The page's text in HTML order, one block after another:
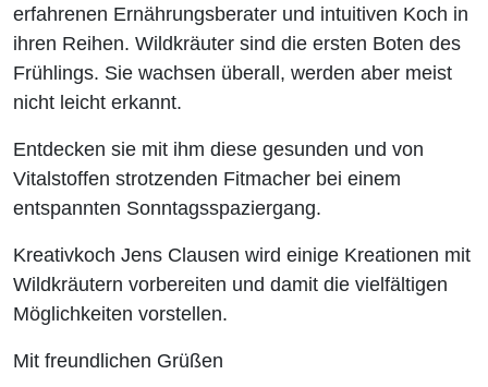
erfahrenen Ernährungsberater und intuitiven Koch in
ihren Reihen. Wildkräuter sind die ersten Boten des
Frühlings. Sie wachsen überall, werden aber meist
nicht leicht erkannt.
Entdecken sie mit ihm diese gesunden und von
Vitalstoffen strotzenden Fitmacher bei einem
entspannten Sonntagsspaziergang.
Kreativkoch Jens Clausen wird einige Kreationen mit
Wildkräutern vorbereiten und damit die vielfältigen
Möglichkeiten vorstellen.
Mit freundlichen Grüßen